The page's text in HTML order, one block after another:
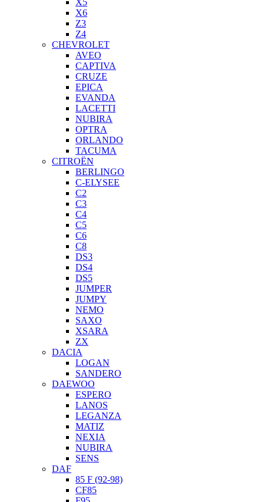
X5
X6
Z3
Z4
CHEVROLET
AVEO
CAPTIVA
CRUZE
EPICA
EVANDA
LACETTI
NUBIRA
OPTRA
ORLANDO
TACUMA
CITROËN
BERLINGO
C-ELYSEE
C2
C3
C4
C5
C6
C8
DS3
DS4
DS5
JUMPER
JUMPY
NEMO
SAXO
XSARA
ZX
DACIA
LOGAN
SANDERO
DAEWOO
ESPERO
LANOS
LEGANZA
MATIZ
NEXIA
NUBIRA
SENS
DAF
85 F (92-98)
CF85